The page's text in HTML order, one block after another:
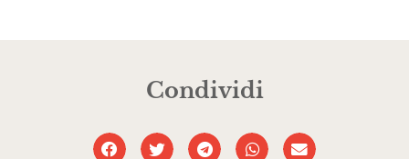
Condividi